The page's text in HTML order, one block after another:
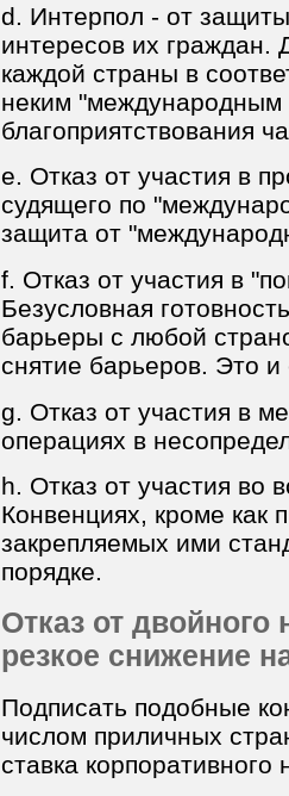
d. Интерпол - от
интересов их граждан.
каждой страны в
неким
благоприятствования
e. Отказ от участия в
судящего по
защита от
f. Отказ от участия в
Безусловная
барьеры с любой
снятие барьеров. Это
g. Отказ от участия в
операциях в
h. Отказ от участия во
Конвенциях, кроме как
закрепляемых ими
порядке.
Отказ от двойного
резкое снижение
Подписать подобные
числом приличных
ставка корпоративного